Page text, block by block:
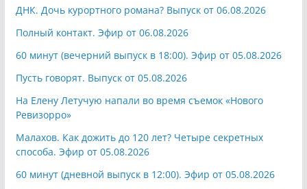
ДНК. Дочь курортного романа? Выпуск от 06.08.2026
Полный контакт. Эфир от 06.08.2026
60 минут (вечерний выпуск в 18:00). Эфир от 05.08.2026
Пусть говорят. Выпуск от 05.08.2026
На Елену Летучую напали во время съемок «Нового
Ревизорро»
Малахов. Как дожить до 120 лет? Четыре секретных
способа. Эфир от 05.08.2026
60 минут (дневной выпуск в 12:00). Эфир от 05.08.2026